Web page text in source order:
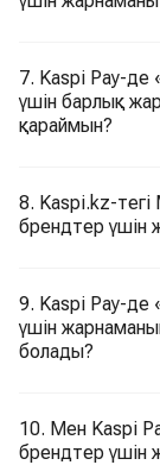
7. Kaspi Pay-де
үшін барлық
қараймын?
8. Kaspi.kz-
брендтер үшін
9. Kaspi Pay-де
үшін
болады?
10. Мен Kaspi
брендтер үшін